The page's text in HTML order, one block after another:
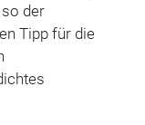
der
Tipp für die